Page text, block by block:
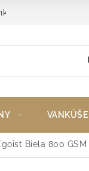
ochrany
Biela 800